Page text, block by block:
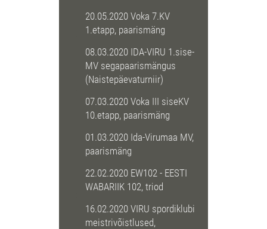
20.05.2020 Voka 7.KV
1.etapp, paarismäng
08.03.2020 IDA-VIRU 1.sise-
MV segapaarismängus
(Naistepäevaturniir)
07.03.2020 Voka III siseKV
10.etapp, paarismäng
01.03.2020 Ida-Virumaa MV,
paarismäng
22.02.2020 EW102 - EESTI
WABARIIK 102, triod
16.02.2020 VIRU spordiklubi
meistrivõistlused,